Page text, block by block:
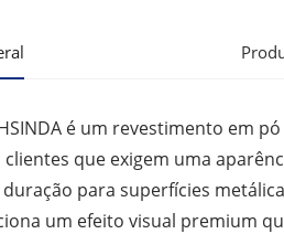
é um revestimento em
que exigem uma
para superfícies
um efeito visual premium